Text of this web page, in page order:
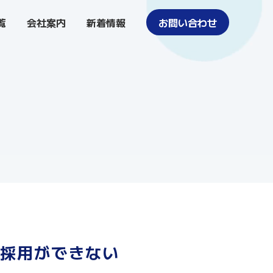
会社案内 新着情報 お問い合わせ
用ができない